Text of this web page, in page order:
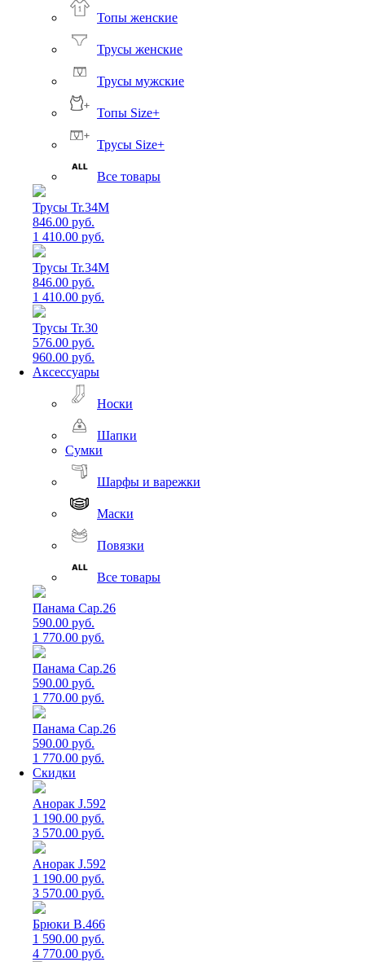
Топы женские
Трусы женские
Трусы мужские
Топы Size+
Трусы Size+
Все товары
Трусы Tr.34M
846.00 руб.
1 410.00 руб.
Трусы Tr.34M
846.00 руб.
1 410.00 руб.
Трусы Tr.30
576.00 руб.
960.00 руб.
Аксессуары
Носки
Шапки
Сумки
Шарфы и варежки
Маски
Повязки
Все товары
Панама Cap.26
590.00 руб.
1 770.00 руб.
Панама Cap.26
590.00 руб.
1 770.00 руб.
Панама Cap.26
590.00 руб.
1 770.00 руб.
Скидки
Анорак J.592
1 190.00 руб.
3 570.00 руб.
Анорак J.592
1 190.00 руб.
3 570.00 руб.
Брюки B.466
1 590.00 руб.
4 770.00 руб.